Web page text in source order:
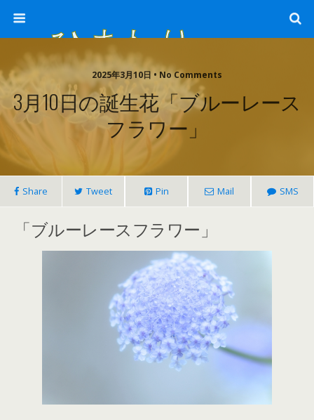
ひまわり畑 sunflower-field
2025年3月10日 • No Comments
3月10日の誕生花「ブルーレース
フラワー」
Share Tweet Pin Mail SMS
「ブルーレースフラワー」